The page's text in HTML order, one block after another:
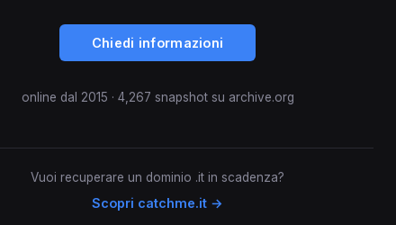
Chiedi informazioni
online dal 2015 · 4,267 snapshot su archive.org
Vuoi recuperare un dominio .it in scadenza?
Scopri catchme.it →